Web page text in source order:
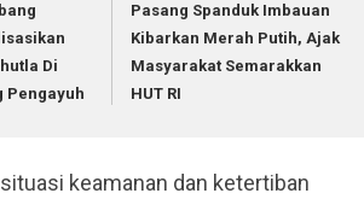
Di
Pengayuh
Pasang Spanduk Imbauan
Kibarkan Merah Putih, Ajak
Masyarakat Semarakkan
HUT RI
keamanan dan ketertiban